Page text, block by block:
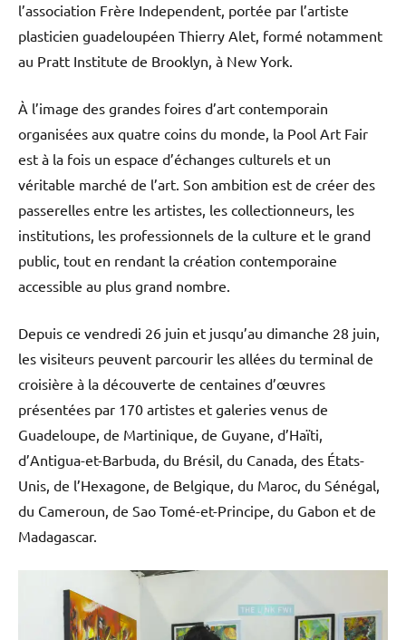
l’association Frère Independent, portée par l’artiste
plasticien guadeloupéen Thierry Alet, formé notamment
au Pratt Institute de Brooklyn, à New York.
À l’image des grandes foires d’art contemporain
organisées aux quatre coins du monde, la Pool Art Fair
est à la fois un espace d’échanges culturels et un
véritable marché de l’art. Son ambition est de créer des
passerelles entre les artistes, les collectionneurs, les
institutions, les professionnels de la culture et le grand
public, tout en rendant la création contemporaine
accessible au plus grand nombre.
Depuis ce vendredi 26 juin et jusqu’au dimanche 28 juin,
les visiteurs peuvent parcourir les allées du terminal de
croisière à la découverte de centaines d’œuvres
présentées par 170 artistes et galeries venus de
Guadeloupe, de Martinique, de Guyane, d’Haïti,
d’Antigua-et-Barbuda, du Brésil, du Canada, des États-
Unis, de l’Hexagone, de Belgique, du Maroc, du Sénégal,
du Cameroun, de Sao Tomé-et-Principe, du Gabon et de
Madagascar.